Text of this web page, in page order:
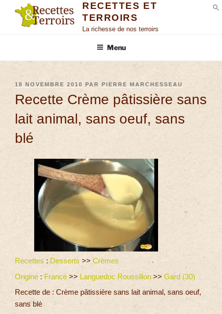
RECETTES ET
TERROIRS
La richesse de nos terroirs
Menu
18 NOVEMBRE 2010 PAR PIERRE MARCHESSEAU
Recette Crème pâtissière sans
lait animal, sans oeuf, sans
blé
Recettes : Desserts >> Crèmes
Origine : France >> Languedoc Roussillon >> Gard (30)
Recette de : Crème pâtissière sans lait animal, sans oeuf,
sans blé